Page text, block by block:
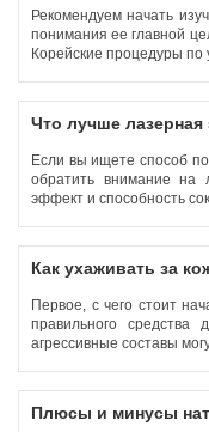
Рекомендуем начать
понимания ее главной
Корейские процедуры по
Что лучше
Если вы ищете способ
обратить внимание на
эффект и способность
Как ухаживать за
Первое, с чего стоит
правильного
агрессивные составы
Плюсы и минусы